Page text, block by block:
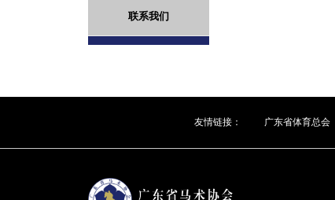
联系我们
友情链接： 广东省体育总会